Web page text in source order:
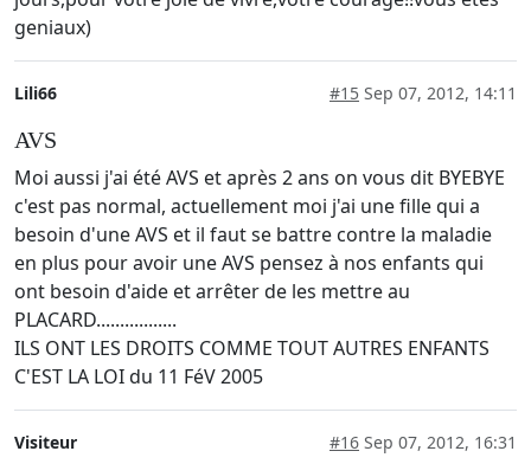
geniaux)
Lili66 #15 Sep 07, 2012, 14:11
AVS
Moi aussi j'ai été AVS et après 2 ans on vous dit BYEBYE
c'est pas normal, actuellement moi j'ai une fille qui a
besoin d'une AVS et il faut se battre contre la maladie
en plus pour avoir une AVS pensez à nos enfants qui
ont besoin d'aide et arrêter de les mettre au
PLACARD.................
ILS ONT LES DROITS COMME TOUT AUTRES ENFANTS
C'EST LA LOI du 11 FéV 2005
Visiteur #16 Sep 07, 2012, 16:31